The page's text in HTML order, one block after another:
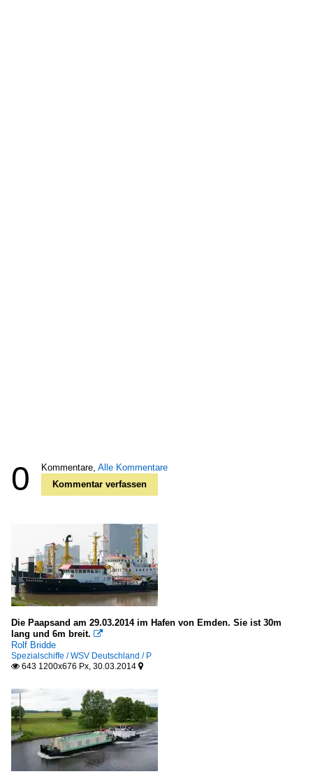
0 Kommentare, Alle Kommentare
Kommentar verfassen
Die Paapsand am 29.03.2014 im Hafen von Emden. Sie ist 30m
lang und 6m breit. 
Rolf Bridde
Spezialschiffe / WSV Deutschland / P
 643 1200x676 Px, 30.03.2014 